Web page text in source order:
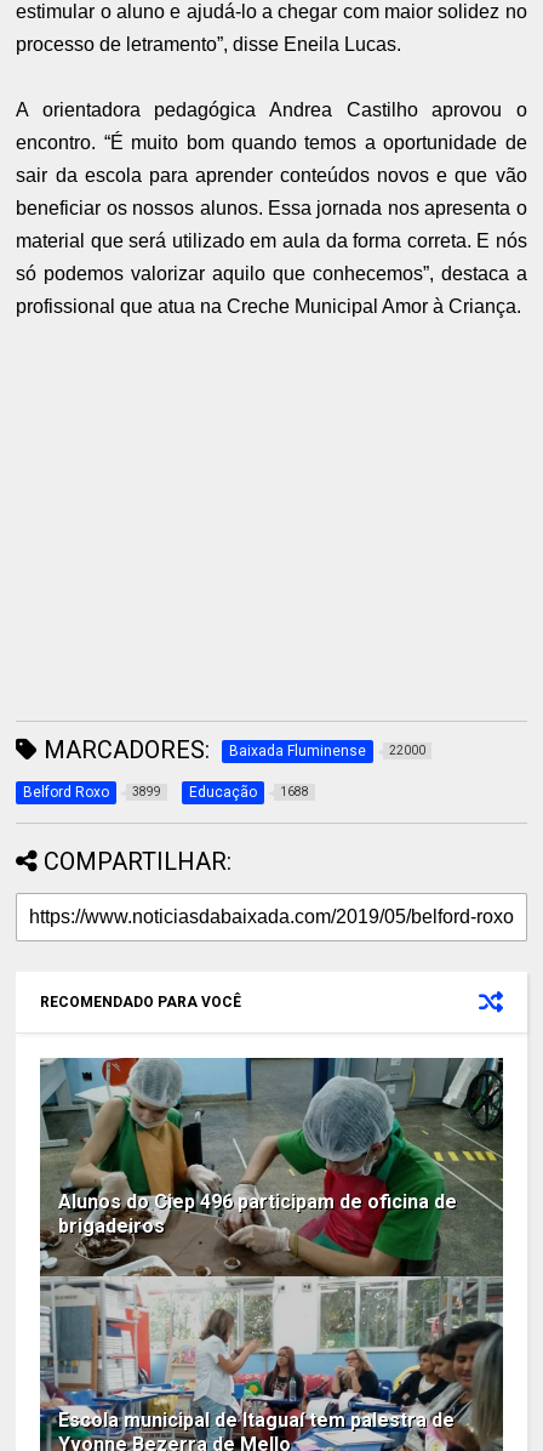
estimular o aluno e ajudá-lo a chegar com maior solidez no
processo de letramento”, disse Eneila Lucas.
A orientadora pedagógica Andrea Castilho aprovou o
encontro. “É muito bom quando temos a oportunidade de
sair da escola para aprender conteúdos novos e que vão
beneficiar os nossos alunos. Essa jornada nos apresenta o
material que será utilizado em aula da forma correta. E nós
só podemos valorizar aquilo que conhecemos”, destaca a
profissional que atua na Creche Municipal Amor à Criança.
MARCADORES: Baixada Fluminense 22000
Belford Roxo 3899 Educação 1688
COMPARTILHAR:
RECOMENDADO PARA VOCÊ
Alunos do Ciep 496 participam de oficina de
brigadeiros
Escola municipal de Itaguaí tem palestra de
Yvonne Bezerra de Mello